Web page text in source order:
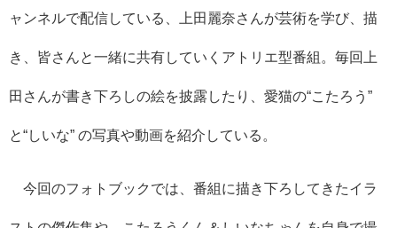
ャンネルで配信している、上田麗奈さんが芸術を学び、描
き、皆さんと一緒に共有していくアトリエ型番組。毎回上
田さんが書き下ろしの絵を披露したり、愛猫の“こたろう”
と“しいな” の写真や動画を紹介している。
今回のフォトブックでは、番組に描き下ろしてきたイラ